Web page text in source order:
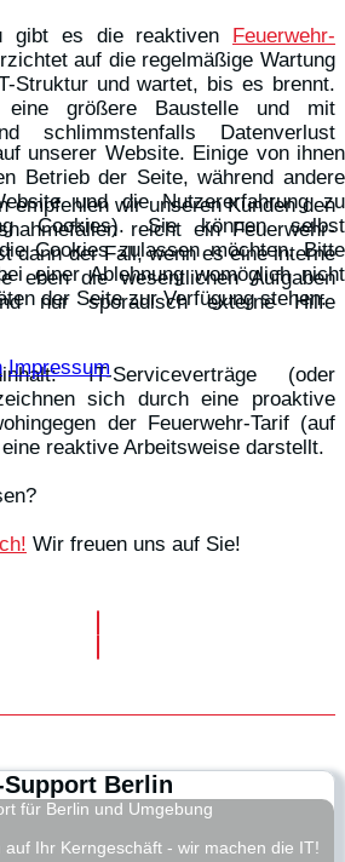
gibt es die reaktiven Feuerwehr-
auf die regelmäßige Wartung
Struktur und wartet, bis es brennt.
größere Baustelle und mit
schlimmstenfalls Datenverlust
empfehlen wir unseren Kunden den
reicht ein Feuerwehr-
dann der Fall, wenn es eine interne
eben die wesentlichen Aufgaben
nur sporadisch externe Hilfe
IT-Serviceverträge (oder
sich durch eine proaktive
der Feuerwehr-Tarif (auf
reaktive Arbeitsweise darstellt.
Wir freuen uns auf Sie!
Support Berlin
für Berlin und Umgebung
auf Ihr Kerngeschäft - wir machen die IT!
unserer Website. Einige von ihnen
Betrieb der Seite, während andere
und die Nutzererfahrung zu
Cookies). Sie können selbst
Cookies zulassen möchten. Bitte
einer Ablehnung womöglich nicht
der Seite zur Verfügung stehen.
Impressum